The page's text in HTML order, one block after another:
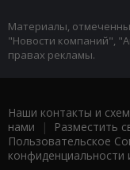
Материалы,
"Новости компаний",
правах рекламы.
Наши контакты и
нами | Разместить
Пользовательское
конфиденциальности